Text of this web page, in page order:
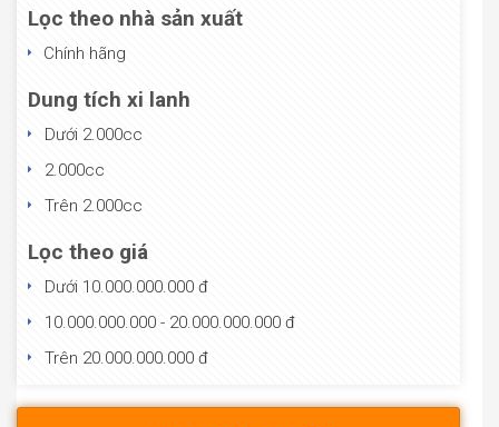
Lọc theo nhà sản xuất
Chính hãng
Dung tích xi lanh
Dưới 2.000cc
2.000cc
Trên 2.000cc
Lọc theo giá
Dưới 10.000.000.000 đ
10.000.000.000 - 20.000.000.000 đ
Trên 20.000.000.000 đ